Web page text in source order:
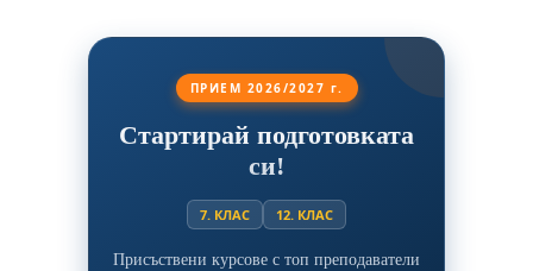
ПРИЕМ 2026/2027 г.
Стартирай подготовката
си!
7. КЛАС 12. КЛАС
Присъствени курсове с топ преподаватели